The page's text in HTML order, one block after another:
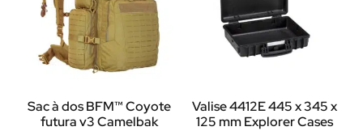
Sac à dos BFM™ Coyote
futura v3 Camelbak
Valise 4412E 445 x 345 x
125 mm Explorer Cases